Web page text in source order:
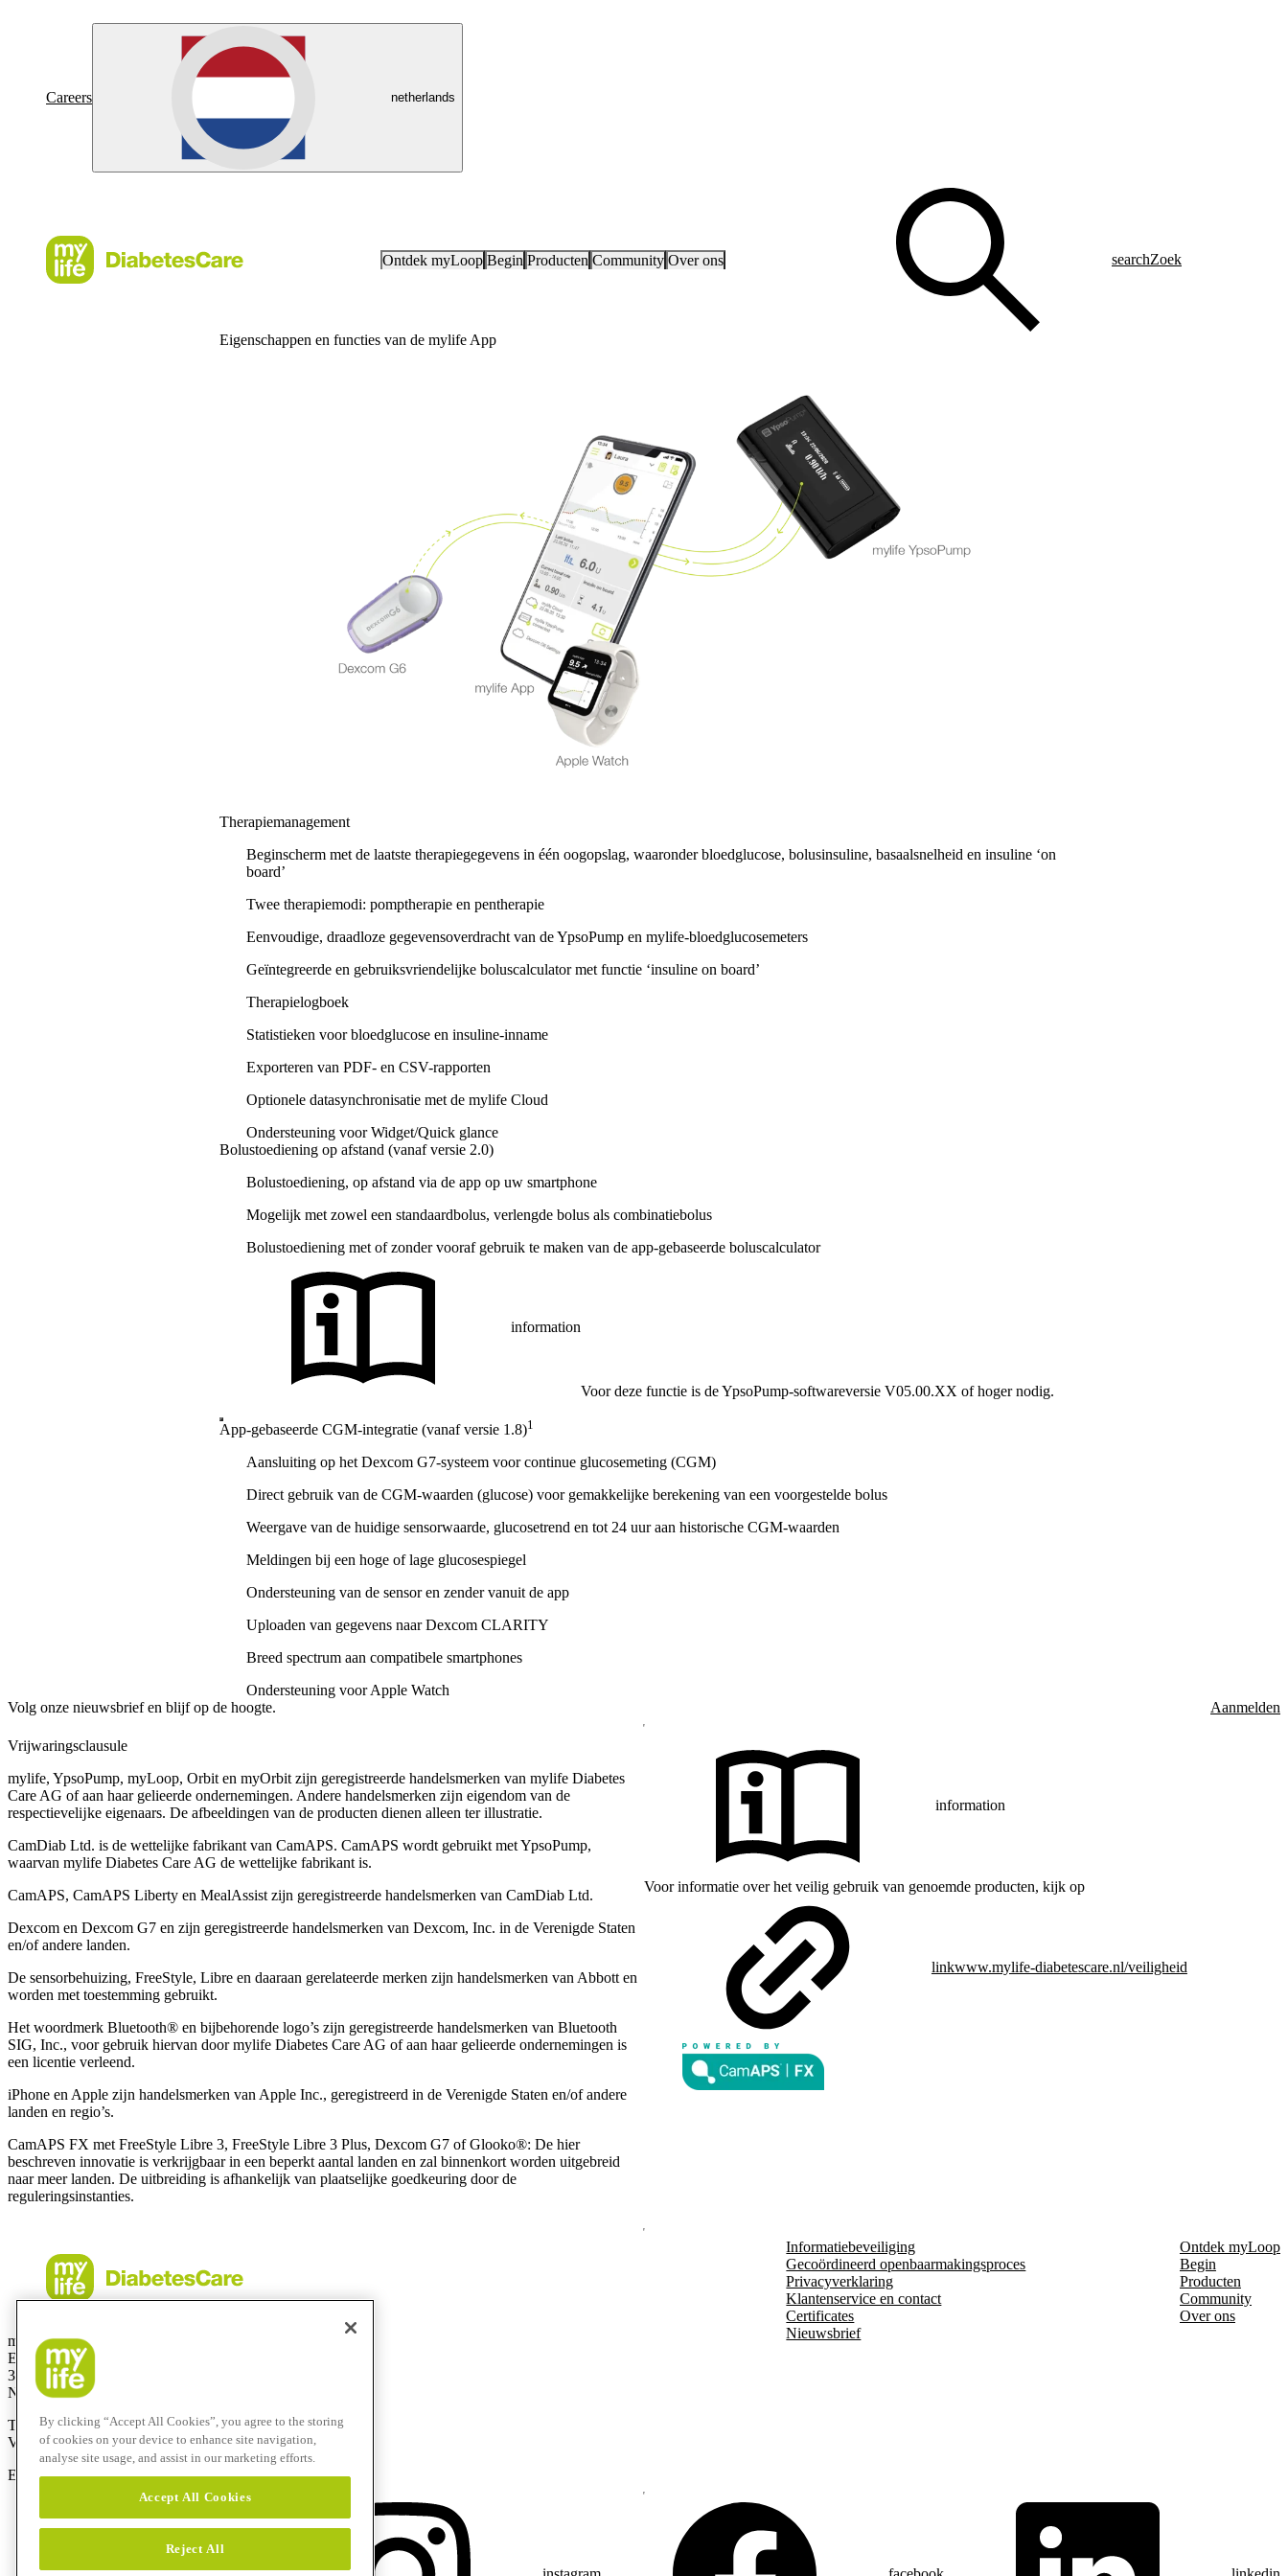
Careers netherlands
Ontdek myLoop Begin Producten Community Over ons searchZoek
Eigenschappen en functies van de mylife App
Therapiemanagement
Beginscherm met de laatste therapiegegevens in één oogopslag, waaronder bloedglucose, bolusinsuline, basaalsnelheid en insuline ‘on
board’
Twee therapiemodi: pomptherapie en pentherapie
Eenvoudige, draadloze gegevensoverdracht van de YpsoPump en mylife-bloedglucosemeters
Geïntegreerde en gebruiksvriendelijke boluscalculator met functie ‘insuline on board’
Therapielogboek
Statistieken voor bloedglucose en insuline-inname
Exporteren van PDF- en CSV-rapporten
Optionele datasynchronisatie met de mylife Cloud
Ondersteuning voor Widget/Quick glance
Bolustoediening op afstand (vanaf versie 2.0)
Bolustoediening, op afstand via de app op uw smartphone
Mogelijk met zowel een standaardbolus, verlengde bolus als combinatiebolus
Bolustoediening met of zonder vooraf gebruik te maken van de app-gebaseerde boluscalculator
information
Voor deze functie is de YpsoPump-softwareversie V05.00.XX of hoger nodig.
App-gebaseerde CGM-integratie (vanaf versie 1.8)1
Aansluiting op het Dexcom G7-systeem voor continue glucosemeting (CGM)
Direct gebruik van de CGM-waarden (glucose) voor gemakkelijke berekening van een voorgestelde bolus
Weergave van de huidige sensorwaarde, glucosetrend en tot 24 uur aan historische CGM-waarden
Meldingen bij een hoge of lage glucosespiegel
Ondersteuning van de sensor en zender vanuit de app
Uploaden van gegevens naar Dexcom CLARITY
Breed spectrum aan compatibele smartphones
Ondersteuning voor Apple Watch
Volg onze nieuwsbrief en blijf op de hoogte.
Aanmelden
Vrijwaringsclausule
mylife, YpsoPump, myLoop, Orbit en myOrbit zijn geregistreerde handelsmerken van mylife Diabetes
Care AG of aan haar gelieerde ondernemingen. Andere handelsmerken zĳn eigendom van de
respectievelĳke eigenaars. De afbeeldingen van de producten dienen alleen ter illustratie.
CamDiab Ltd. is de wettelijke fabrikant van CamAPS. CamAPS wordt gebruikt met YpsoPump,
waarvan mylife Diabetes Care AG de wettelijke fabrikant is.
CamAPS, CamAPS Liberty en MealAssist zijn geregistreerde handelsmerken van CamDiab Ltd.
Dexcom en Dexcom G7 en zijn geregistreerde handelsmerken van Dexcom, Inc. in de Verenigde Staten
en/of andere landen.
De sensorbehuizing, FreeStyle, Libre en daaraan gerelateerde merken zijn handelsmerken van Abbott en
worden met toestemming gebruikt.
Het woordmerk Bluetooth® en bijbehorende logo’s zijn geregistreerde handelsmerken van Bluetooth
SIG, Inc., voor gebruik hiervan door mylife Diabetes Care AG of aan haar gelieerde ondernemingen is
een licentie verleend.
iPhone en Apple zĳn handelsmerken van Apple Inc., geregistreerd in de Verenigde Staten en/of andere
landen en regio’s.
CamAPS FX met FreeStyle Libre 3, FreeStyle Libre 3 Plus, Dexcom G7 of Glooko®: De hier
beschreven innovatie is verkrijgbaar in een beperkt aantal landen en zal binnenkort worden uitgebreid
naar meer landen. De uitbreiding is afhankelijk van plaatselijke goedkeuring door de
reguleringsinstanties.
information
Voor informatie over het veilig gebruik van genoemde producten, kijk op
linkwww.mylife-diabetescare.nl/veiligheid
mylife Diabetes Care BV
Einsteinbaan14
3439 NJ Nieuwegein
Netherlands
Telefoonnummer:0800-9776633
Vanuit het buitenland:+31308885819
E-mail:info@mylife-diabetescare.nl
Informatiebeveiliging
Gecoördineerd openbaarmakingsproces
Privacyverklaring
Klantenservice en contact
Certificates
Nieuwsbrief
Ontdek myLoop
Begin
Producten
Community
Over ons
By clicking “Accept All Cookies”, you agree to the storing
of cookies on your device to enhance site navigation,
analyse site usage, and assist in our marketing efforts.
Accept All Cookies
Reject All